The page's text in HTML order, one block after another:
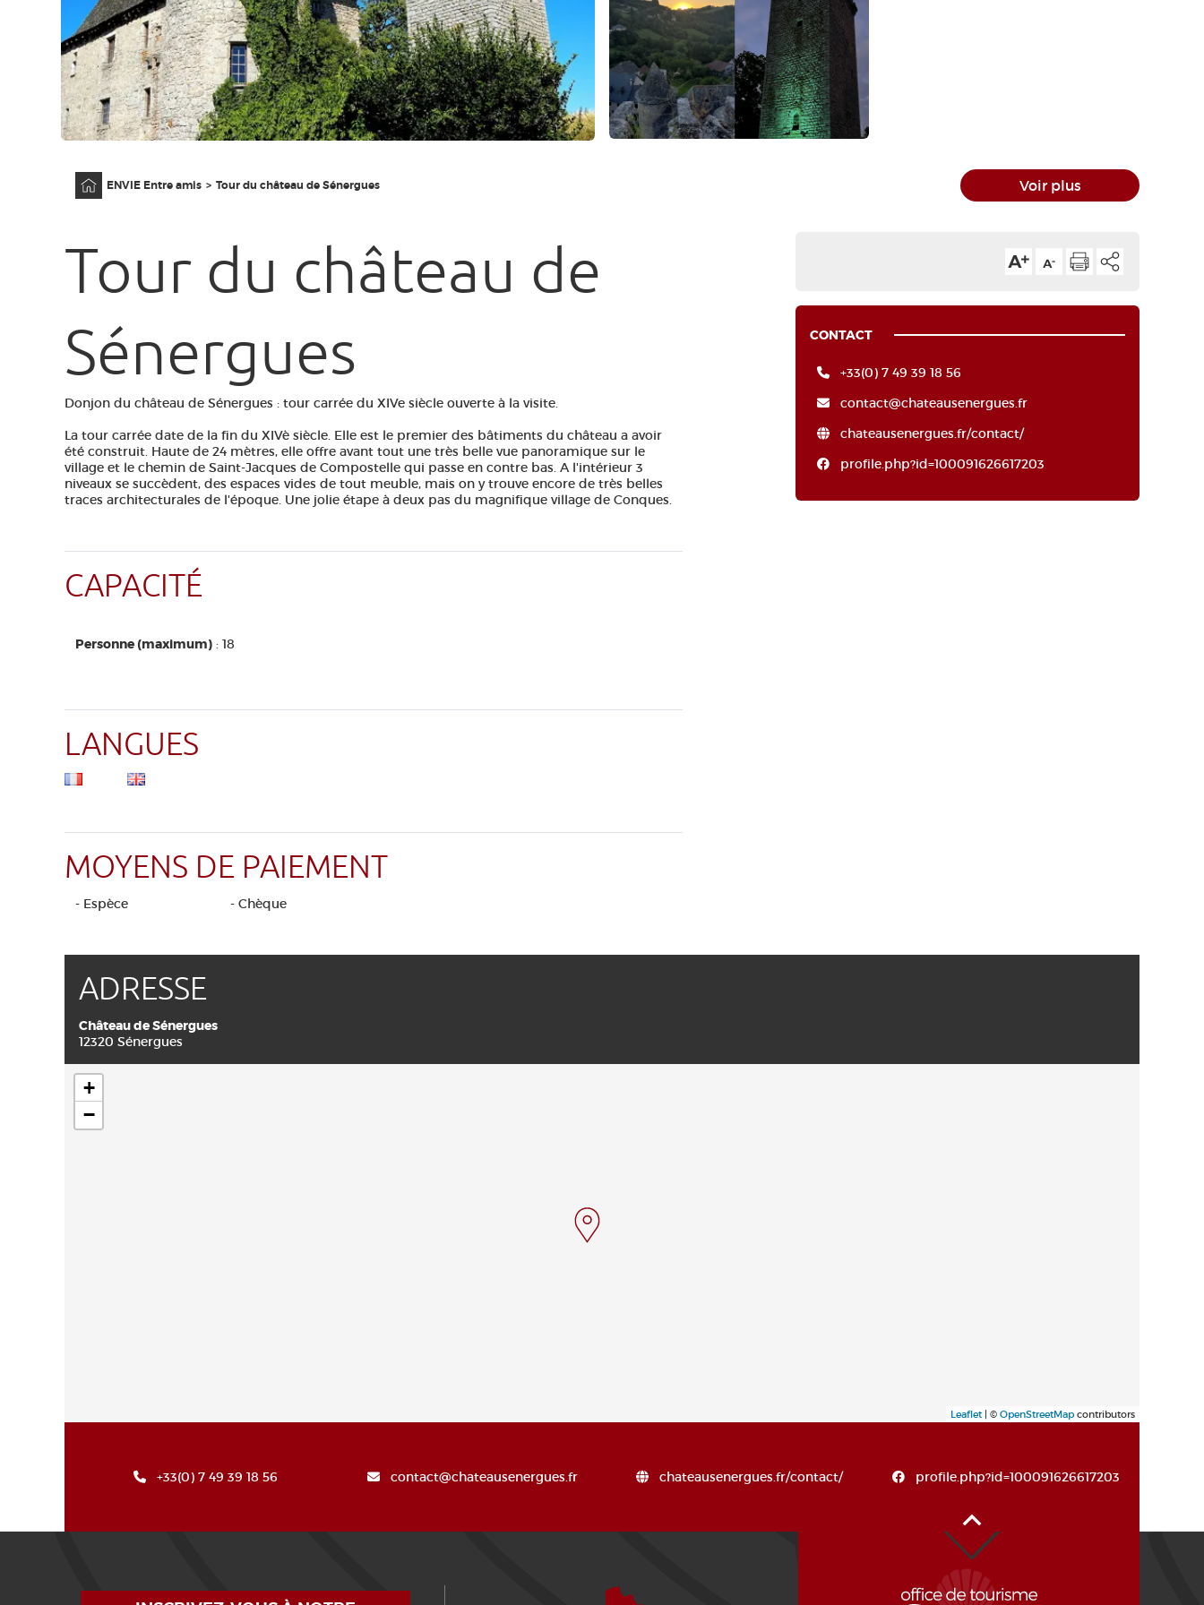
ENVIE Entre amis Tour du château de Sénergues Voir plus
Tour du château de
Sénergues
Donjon du château de Sénergues : tour carrée du XIVe siècle ouverte à la visite.
La tour carrée date de la fin du XIVè siècle. Elle est le premier des bâtiments du château a avoir
été construit. Haute de 24 mètres, elle offre avant tout une très belle vue panoramique sur le
village et le chemin de Saint-Jacques de Compostelle qui passe en contre bas. A l'intérieur 3
niveaux se succèdent, des espaces vides de tout meuble, mais on y trouve encore de très belles
traces architecturales de l'époque. Une jolie étape à deux pas du magnifique village de Conques.
CAPACITÉ
Personne (maximum) : 18
LANGUES
MOYENS DE PAIEMENT
- Espèce - Chèque
CONTACT
+33(0) 7 49 39 18 56
contact@chateausenergues.fr
chateausenergues.fr/contact/
profile.php?id=100091626617203
ADRESSE
Château de Sénergues
12320 Sénergues
+
−
Leaflet| © OpenStreetMap contributors
+33(0) 7 49 39 18 56 contact@chateausenergues.fr chateausenergues.fr/contact/ profile.php?id=100091626617203